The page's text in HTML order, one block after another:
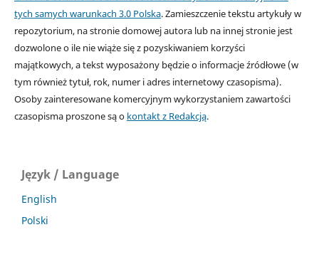
tych samych warunkach 3.0 Polska. Zamieszczenie tekstu artykuły w
repozytorium, na stronie domowej autora lub na innej stronie jest
dozwolone o ile nie wiąże się z pozyskiwaniem korzyści
majątkowych, a tekst wyposażony będzie o informacje źródłowe (w
tym również tytuł, rok, numer i adres internetowy czasopisma).
Osoby zainteresowane komercyjnym wykorzystaniem zawartości
czasopisma proszone są o kontakt z Redakcją.
Język / Language
English
Polski